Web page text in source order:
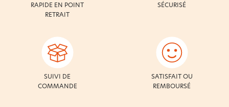
RAPIDE EN POINT
RETRAIT
SÉCURISÉ
SUIVI DE
COMMANDE
SATISFAIT OU
REMBOURSÉ